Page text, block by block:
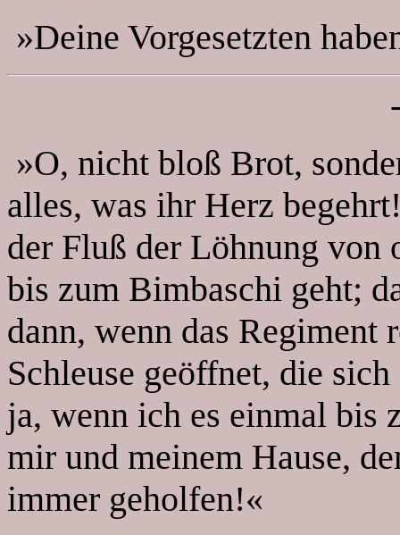
»Deine Vorgesetzten
»O, nicht bloß Brot,
alles, was ihr Herz
der Fluß der Löhnung von
bis zum Bimbaschi geht;
dann, wenn das
Schleuse geöffnet, die
ja, wenn ich es einmal bis
mir und meinem Hause,
immer geholfen!«